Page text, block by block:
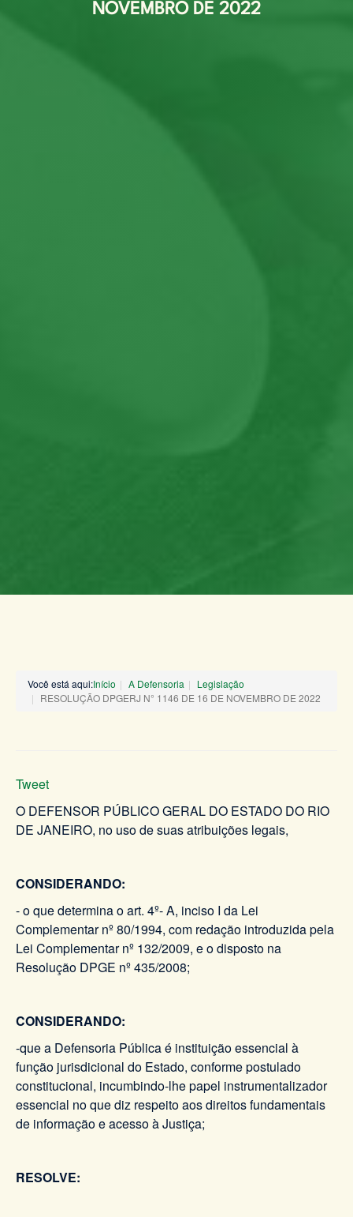
NOVEMBRO DE 2022
Você está aqui:Início A Defensoria
Legislação
RESOLUÇÃO DPGERJ N° 1146 DE 16 DE NOVEMBRO DE 2022
Tweet
O DEFENSOR PÚBLICO GERAL DO ESTADO DO RIO
DE JANEIRO, no uso de suas atribuições legais,
CONSIDERANDO:
- o que determina o art. 4º- A, inciso I da Lei
Complementar nº 80/1994, com redação introduzida pela
Lei Complementar nº 132/2009, e o disposto na
Resolução DPGE nº 435/2008;
CONSIDERANDO:
-que a Defensoria Pública é instituição essencial à
função jurisdicional do Estado, conforme postulado
constitucional, incumbindo-lhe papel instrumentalizador
essencial no que diz respeito aos direitos fundamentais
de informação e acesso à Justiça;
RESOLVE: